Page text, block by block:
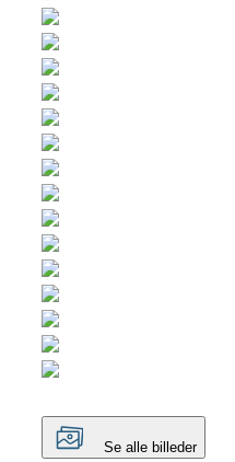
Se alle billeder